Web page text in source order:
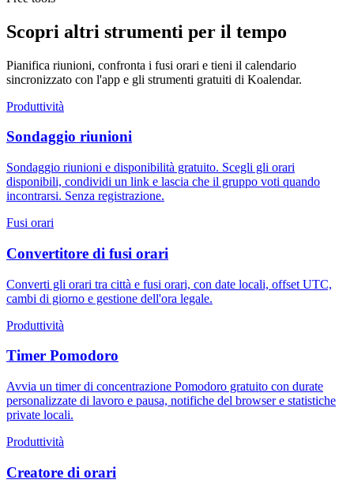
Scopri altri strumenti per il tempo
Pianifica riunioni, confronta i fusi orari e tieni il calendario
sincronizzato con l'app e gli strumenti gratuiti di Koalendar.
Produttività
Sondaggio riunioni
Sondaggio riunioni e disponibilità gratuito. Scegli gli orari
disponibili, condividi un link e lascia che il gruppo voti quando
incontrarsi. Senza registrazione.
Fusi orari
Convertitore di fusi orari
Converti gli orari tra città e fusi orari, con date locali, offset UTC,
cambi di giorno e gestione dell'ora legale.
Produttività
Timer Pomodoro
Avvia un timer di concentrazione Pomodoro gratuito con durate
personalizzate di lavoro e pausa, notifiche del browser e statistiche
private locali.
Produttività
Creatore di orari